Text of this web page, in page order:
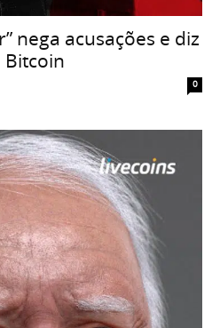
nega acusações e diz
0